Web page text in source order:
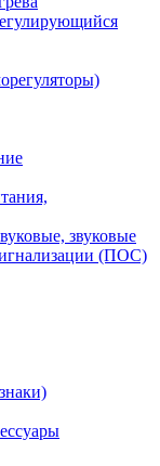
звуковые
(ПОС)